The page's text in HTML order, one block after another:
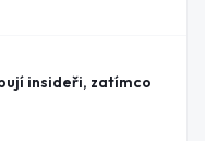
insideři, zatímco